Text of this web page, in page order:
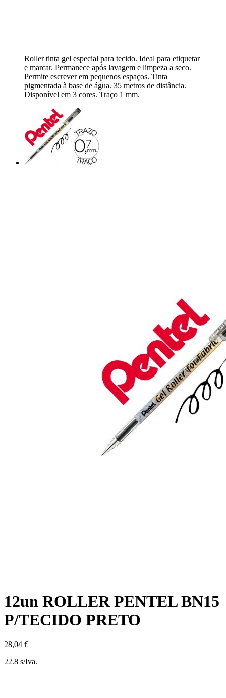
Roller tinta gel especial para tecido. Ideal para etiquetar
e marcar. Permanece após lavagem e limpeza a seco.
Permite escrever em pequenos espaços. Tinta
pigmentada à base de água. 35 metros de distância.
Disponível em 3 cores. Traço 1 mm.
12un ROLLER PENTEL BN15
P/TECIDO PRETO
28,04 €
22.8 s/Iva.